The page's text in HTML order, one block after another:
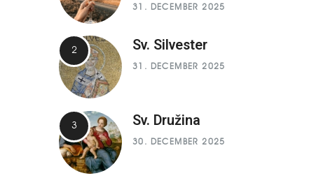
31. DECEMBER 2025
Sv. Silvester
31. DECEMBER 2025
Sv. Družina
30. DECEMBER 2025